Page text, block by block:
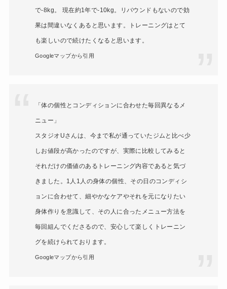
で-8kg。 現在約1年で-10kg。リバウンドもないので効
果は間違いなくあると思います。トレーニングはとて
も楽しいので続けたくなると思います。
Googleマップから引用
「体の個性とコンディションに合わせた毎回異なるメ
ニュー」
スタジオUさんは、今まで私が通っていたジムと比べ少
しお値段が高かったのですが、実際に比較してみると
それだけの価値のあるトレーニング内容であると気づ
きました。1人1人の身体の個性、その日のコンディシ
ョンに合わせて、細やかなケアやそれを元になりたい
身体作りを意識して、その人に合ったメニュー方法を
毎回組んでくださるので、安心して楽しくトレーニン
グを続けられております。
Googleマップから引用